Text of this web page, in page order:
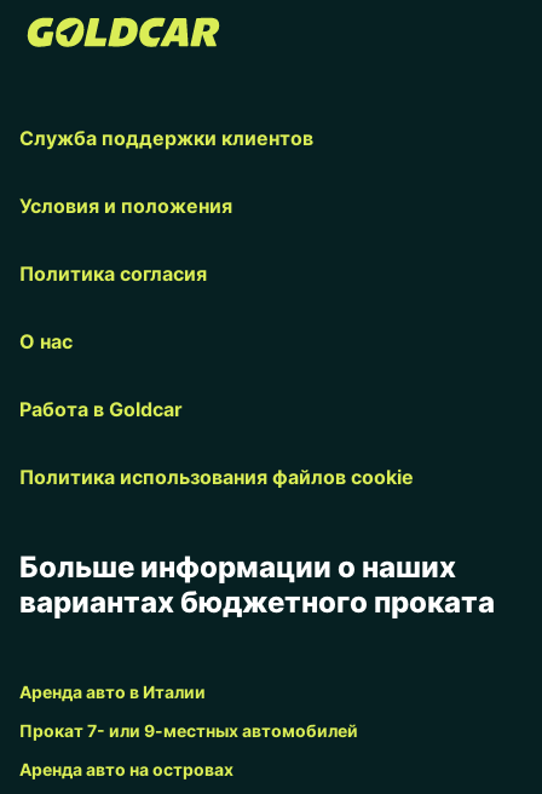
Служба поддержки клиентов
Условия и положения
Политика согласия
О нас
Работа в Goldcar
Политика использования файлов cookie
Больше информации о наших
вариантах бюджетного проката
Аренда авто в Италии
Прокат 7- или 9-местных автомобилей
Аренда авто на островах